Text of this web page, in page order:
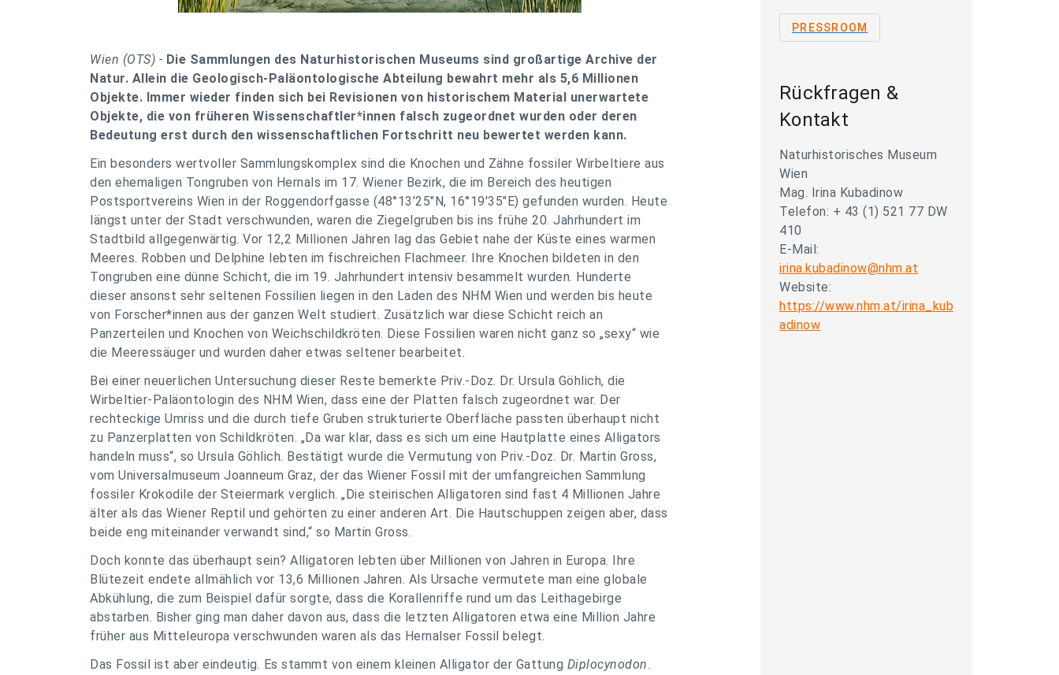
Wien (OTS) - Die Sammlungen des Naturhistorischen Museums sind großartige Archive der
Natur. Allein die Geologisch-Paläontologische Abteilung bewahrt mehr als 5,6 Millionen
Objekte. Immer wieder finden sich bei Revisionen von historischem Material unerwartete
Objekte, die von früheren Wissenschaftler*innen falsch zugeordnet wurden oder deren
Bedeutung erst durch den wissenschaftlichen Fortschritt neu bewertet werden kann.
Ein besonders wertvoller Sammlungskomplex sind die Knochen und Zähne fossiler Wirbeltiere aus
den ehemaligen Tongruben von Hernals im 17. Wiener Bezirk, die im Bereich des heutigen
Postsportvereins Wien in der Roggendorfgasse (48°13'25"N, 16°19'35"E) gefunden wurden. Heute
längst unter der Stadt verschwunden, waren die Ziegelgruben bis ins frühe 20. Jahrhundert im
Stadtbild allgegenwärtig. Vor 12,2 Millionen Jahren lag das Gebiet nahe der Küste eines warmen
Meeres. Robben und Delphine lebten im fischreichen Flachmeer. Ihre Knochen bildeten in den
Tongruben eine dünne Schicht, die im 19. Jahrhundert intensiv besammelt wurden. Hunderte
dieser ansonst sehr seltenen Fossilien liegen in den Laden des NHM Wien und werden bis heute
von Forscher*innen aus der ganzen Welt studiert. Zusätzlich war diese Schicht reich an
Panzerteilen und Knochen von Weichschildkröten. Diese Fossilien waren nicht ganz so „sexy“ wie
die Meeressäuger und wurden daher etwas seltener bearbeitet.
Bei einer neuerlichen Untersuchung dieser Reste bemerkte Priv.-Doz. Dr. Ursula Göhlich, die
Wirbeltier-Paläontologin des NHM Wien, dass eine der Platten falsch zugeordnet war. Der
rechteckige Umriss und die durch tiefe Gruben strukturierte Oberfläche passten überhaupt nicht
zu Panzerplatten von Schildkröten. „Da war klar, dass es sich um eine Hautplatte eines Alligators
handeln muss“, so Ursula Göhlich. Bestätigt wurde die Vermutung von Priv.-Doz. Dr. Martin Gross,
vom Universalmuseum Joanneum Graz, der das Wiener Fossil mit der umfangreichen Sammlung
fossiler Krokodile der Steiermark verglich. „Die steirischen Alligatoren sind fast 4 Millionen Jahre
älter als das Wiener Reptil und gehörten zu einer anderen Art. Die Hautschuppen zeigen aber, dass
beide eng miteinander verwandt sind,“ so Martin Gross.
Doch konnte das überhaupt sein? Alligatoren lebten über Millionen von Jahren in Europa. Ihre
Blütezeit endete allmählich vor 13,6 Millionen Jahren. Als Ursache vermutete man eine globale
Abkühlung, die zum Beispiel dafür sorgte, dass die Korallenriffe rund um das Leithagebirge
abstarben. Bisher ging man daher davon aus, dass die letzten Alligatoren etwa eine Million Jahre
früher aus Mitteleuropa verschwunden waren als das Hernalser Fossil belegt.
Das Fossil ist aber eindeutig. Es stammt von einem kleinen Alligator der Gattung Diplocynodon.
PRESSROOM
Rückfragen &
Kontakt
Naturhistorisches Museum
Wien
Mag. Irina Kubadinow
Telefon: + 43 (1) 521 77 DW
410
E-Mail:
irina.kubadinow@nhm.at
Website:
https://www.nhm.at/irina_kub
adinow